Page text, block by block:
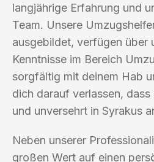
langjährige Erfahrung und
Team. Unsere
ausgebildet, verfügen über
Kenntnisse im Bereich
sorgfältig mit deinem Hab
dich darauf verlassen,
und unversehrt in Syrakus
Neben unserer
großen Wert auf einen